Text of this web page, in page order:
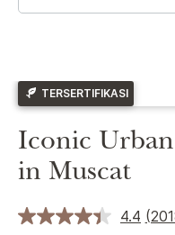
TERSERTIFIKASI
Iconic
in Muscat
4.4